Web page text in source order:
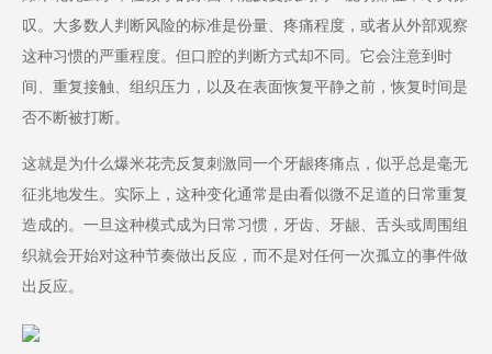
叹。大多数人判断风险的标准是份量、疼痛程度，或者从外部观察
这种习惯的严重程度。但口腔的判断方式却不同。它会注意到时
间、重复接触、组织压力，以及在表面恢复平静之前，恢复时间是
否不断被打断。
这就是为什么爆米花壳反复刺激同一个牙龈疼痛点，似乎总是毫无
征兆地发生。实际上，这种变化通常是由看似微不足道的日常重复
造成的。一旦这种模式成为日常习惯，牙齿、牙龈、舌头或周围组
织就会开始对这种节奏做出反应，而不是对任何一次孤立的事件做
出反应。